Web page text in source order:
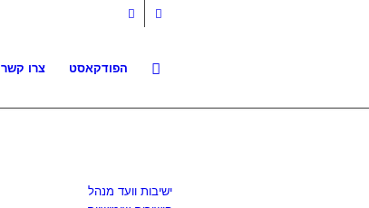
צרו קשר הפודקאסט
ישיבות וועד מנהל